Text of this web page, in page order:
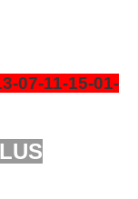
-07-11-15-01-